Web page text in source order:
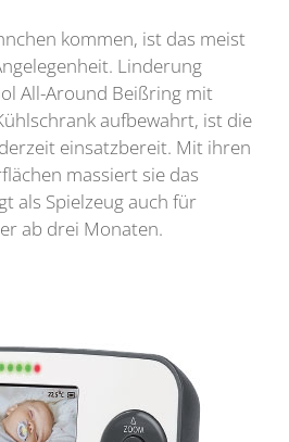
kommen, ist das meist
Linderung
All-Around Beißring mit
aufbewahrt, ist die
einsatzbereit. Mit ihren
massiert sie das
als Spielzeug auch für
ab drei Monaten.